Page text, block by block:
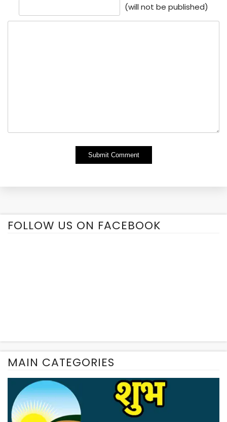
(will not be published)
FOLLOW US ON FACEBOOK
MAIN CATEGORIES